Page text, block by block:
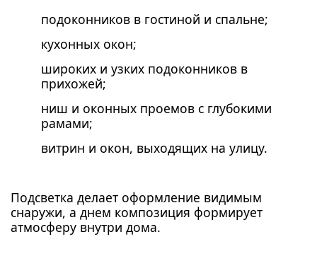
подоконников в гостиной и спальне;
кухонных окон;
широких и узких подоконников в
прихожей;
ниш и оконных проемов с глубокими
рамами;
витрин и окон, выходящих на улицу.
Подсветка делает оформление видимым
снаружи, а днем композиция формирует
атмосферу внутри дома.